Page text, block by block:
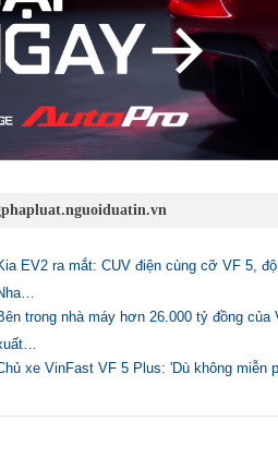
EV2 ra mắt: CUV điện cùng cỡ VF 5,
trong nhà máy hơn 26.000 tỷ đồng
xe VinFast VF 5 Plus: 'Dù không miễn